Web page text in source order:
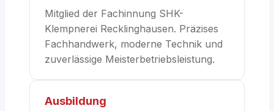
Mitglied der Fachinnung SHK-
Klempnerei Recklinghausen. Präzises
Fachhandwerk, moderne Technik und
zuverlässige Meisterbetriebsleistung.
Ausbildung